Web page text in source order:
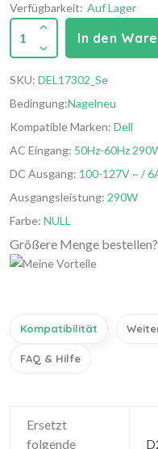
Verfügbarkeit: Auf Lager
1 In den
SKU: DEL17302_Se
Bedingung:Nagelneu
Kompatible Marken: Dell
AC Eingang: 50Hz-60Hz
DC Ausgang: 100-127V ~ /
Ausgangsleistung: 290W
Farbe: NULL
Größere Menge
Kompatibilität
FAQ & Hilfe
Ersetzt
folgende